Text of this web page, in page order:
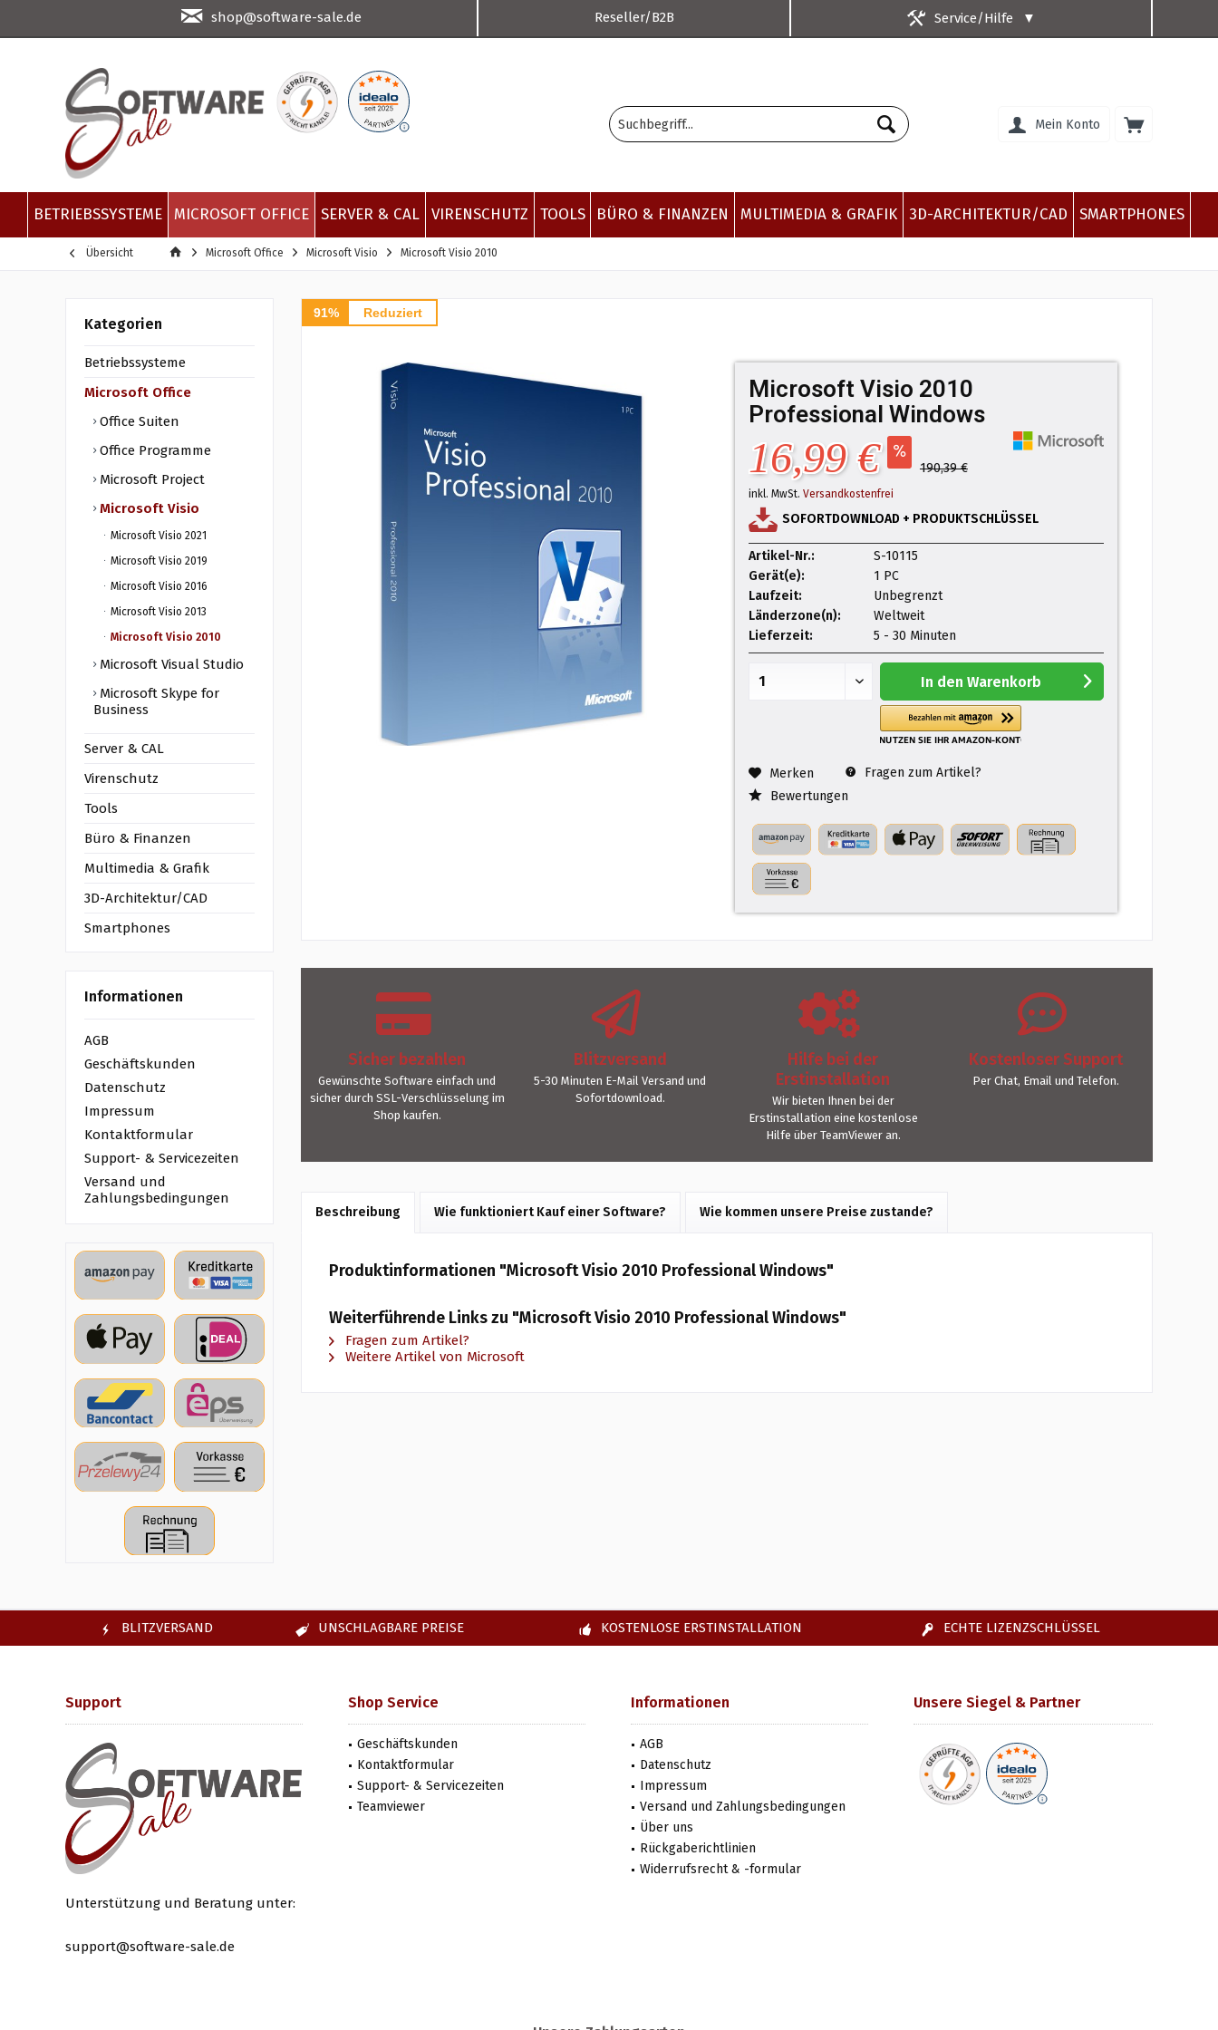
shop@software-sale.de Reseller/B2B Service/Hilfe ▼
Mein Konto
BETRIEBSSYSTEME MICROSOFT OFFICE SERVER & CAL VIRENSCHUTZ TOOLS BÜRO & FINANZEN MULTIMEDIA & GRAFIK 3D-ARCHITEKTUR/CAD SMARTPHONES
Übersicht Microsoft Office Microsoft Visio Microsoft Visio 2010
Kategorien
Betriebssysteme
Microsoft Office
Office Suiten
Office Programme
Microsoft Project
Microsoft Visio
Microsoft Visio 2021
Microsoft Visio 2019
Microsoft Visio 2016
Microsoft Visio 2013
Microsoft Visio 2010
Microsoft Visual Studio
Microsoft Skype for
Business
Server & CAL
Virenschutz
Tools
Büro & Finanzen
Multimedia & Grafik
3D-Architektur/CAD
Smartphones
Informationen
AGB
Geschäftskunden
Datenschutz
Impressum
Kontaktformular
Support- & Servicezeiten
Versand und
Zahlungsbedingungen
91% Reduziert
Microsoft Visio 2010
Professional Windows
16,99 € 190,39 €
inkl. MwSt. Versandkostenfrei
SOFORTDOWNLOAD + PRODUKTSCHLÜSSEL
Artikel-Nr.:
S-10115
Gerät(e):
1 PC
Laufzeit:
Unbegrenzt
Länderzone(n):
Weltweit
Lieferzeit:
5 - 30 Minuten
In den Warenkorb
Merken
Fragen zum Artikel?
Bewertungen
Sicher bezahlen
Gewünschte Software einfach und
sicher durch SSL-Verschlüsselung im
Shop kaufen.
Blitzversand
5-30 Minuten E-Mail Versand und
Sofortdownload.
Hilfe bei der
Erstinstallation
Wir bieten Ihnen bei der
Erstinstallation eine kostenlose
Hilfe über TeamViewer an.
Kostenloser Support
Per Chat, Email und Telefon.
Beschreibung Wie funktioniert Kauf einer Software? Wie kommen unsere Preise zustande?
Produktinformationen "Microsoft Visio 2010 Professional Windows"
Weiterführende Links zu "Microsoft Visio 2010 Professional Windows"
Fragen zum Artikel?
Weitere Artikel von Microsoft
BLITZVERSAND UNSCHLAGBARE PREISE KOSTENLOSE ERSTINSTALLATION ECHTE LIZENZSCHLÜSSEL
Support
Unterstützung und Beratung unter:
support@software-sale.de
Shop Service
Geschäftskunden
Kontaktformular
Support- & Servicezeiten
Teamviewer
Informationen
AGB
Datenschutz
Impressum
Versand und Zahlungsbedingungen
Über uns
Rückgaberichtlinien
Widerrufsrecht & -formular
Unsere Siegel & Partner